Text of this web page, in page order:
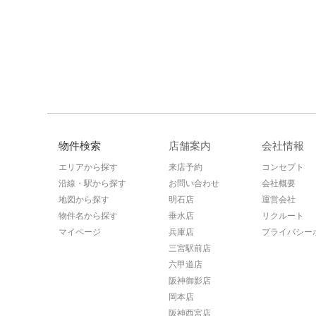
物件検索
エリアから探す
沿線・駅から探す
地図から探す
物件名から探す
マイページ
店舗案内
来店予約
お問い合わせ
明石店
垂水店
兵庫店
三宮駅前店
六甲道店
阪神御影店
岡本店
阪神西宮店
会社情報
コンセプト
会社概要
運営会社
リクルート
プライバシー